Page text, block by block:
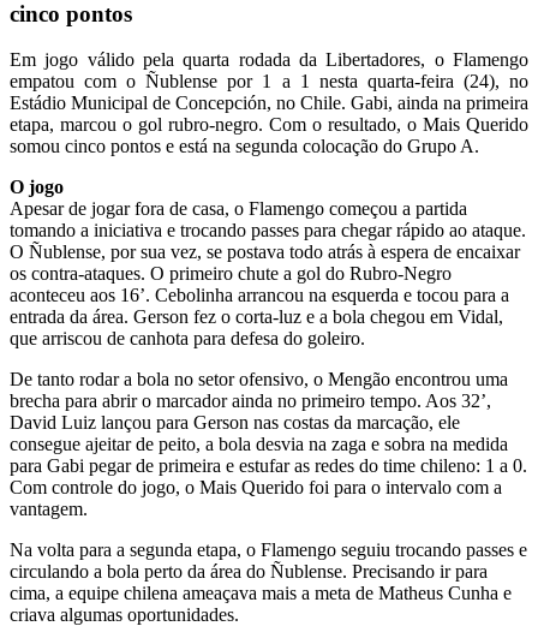
cinco pontos
Em jogo válido pela quarta rodada da Libertadores, o Flamengo
empatou com o Ñublense por 1 a 1 nesta quarta-feira (24), no
Estádio Municipal de Concepción, no Chile. Gabi, ainda na primeira
etapa, marcou o gol rubro-negro. Com o resultado, o Mais Querido
somou cinco pontos e está na segunda colocação do Grupo A.
O jogo
Apesar de jogar fora de casa, o Flamengo começou a partida
tomando a iniciativa e trocando passes para chegar rápido ao ataque.
O Ñublense, por sua vez, se postava todo atrás à espera de encaixar
os contra-ataques. O primeiro chute a gol do Rubro-Negro
aconteceu aos 16’. Cebolinha arrancou na esquerda e tocou para a
entrada da área. Gerson fez o corta-luz e a bola chegou em Vidal,
que arriscou de canhota para defesa do goleiro.
De tanto rodar a bola no setor ofensivo, o Mengão encontrou uma
brecha para abrir o marcador ainda no primeiro tempo. Aos 32’,
David Luiz lançou para Gerson nas costas da marcação, ele
consegue ajeitar de peito, a bola desvia na zaga e sobra na medida
para Gabi pegar de primeira e estufar as redes do time chileno: 1 a 0.
Com controle do jogo, o Mais Querido foi para o intervalo com a
vantagem.
Na volta para a segunda etapa, o Flamengo seguiu trocando passes e
circulando a bola perto da área do Ñublense. Precisando ir para
cima, a equipe chilena ameaçava mais a meta de Matheus Cunha e
criava algumas oportunidades.